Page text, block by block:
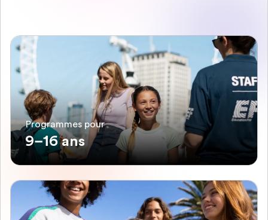
Programmes pour
9–16 ans